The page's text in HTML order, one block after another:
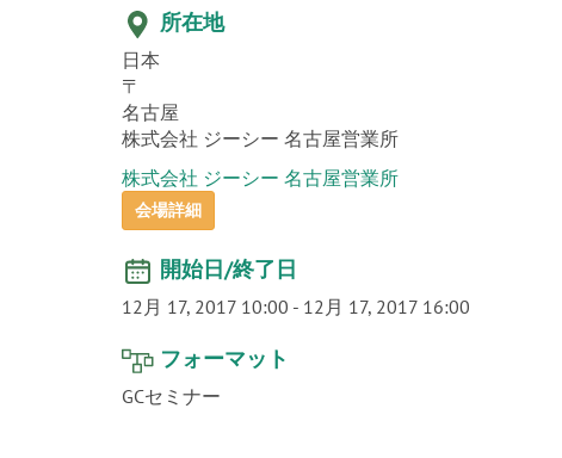
所在地
日本
〒
名古屋
株式会社 ジーシー 名古屋営業所
株式会社 ジーシー 名古屋営業所
会場詳細
開始日/終了日
12月 17, 2017 10:00 - 12月 17, 2017 16:00
フォーマット
GCセミナー